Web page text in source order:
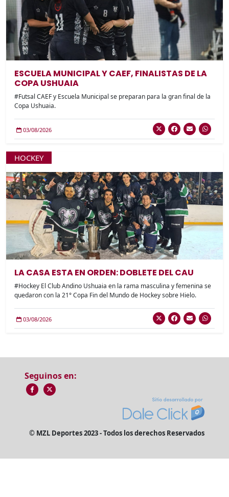
ESCUELA MUNICIPAL Y CAEF, FINALISTAS DE LA
COPA USHUAIA
#Futsal CAEF y Escuela Municipal se preparan para la gran final de la
Copa Ushuaia.
03/08/2026
HOCKEY
LA CASA ESTA EN ORDEN: DOBLETE DEL CAU
#Hockey El Club Andino Ushuaia en la rama masculina y femenina se
quedaron con la 21° Copa Fin del Mundo de Hockey sobre Hielo.
03/08/2026
Seguinos en:
© MZL Deportes 2023 - Todos los derechos Reservados